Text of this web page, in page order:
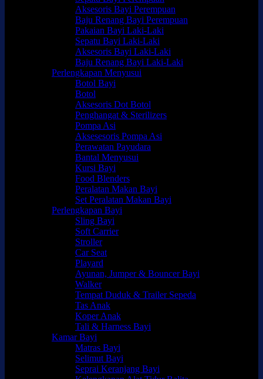
Aksesoris Bayi Perempuan
Baju Renang Bayi Perempuan
Pakaian Bayi Laki-Laki
Sepatu Bayi Laki-Laki
Aksesoris Bayi Laki-Laki
Baju Renang Bayi Laki-Laki
Perlengkapan Menyusui
Botol Bayi
Botol
Aksesoris Dot Botol
Penghangat & Sterilizers
Pompa Asi
Aksesesoris Pompa Asi
Perawatan Payudara
Bantal Menyusui
Kursi Bayi
Food Blenders
Peralatan Makan Bayi
Set Peralatan Makan Bayi
Perlengkapan Bayi
Sling Bayi
Soft Carrier
Stroller
Car Seat
Playard
Ayunan, Jumper & Bouncer Bayi
Walker
Tempat Duduk & Trailer Sepeda
Tas Anak
Koper Anak
Tali & Harness Bayi
Kamar Bayi
Matras Bayi
Selimut Bayi
Seprai Keranjang Bayi